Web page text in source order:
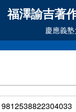
福澤諭吉著
慶應義
9812538822304033